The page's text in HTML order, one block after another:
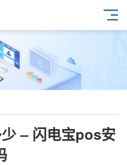
– 闪电宝pos安